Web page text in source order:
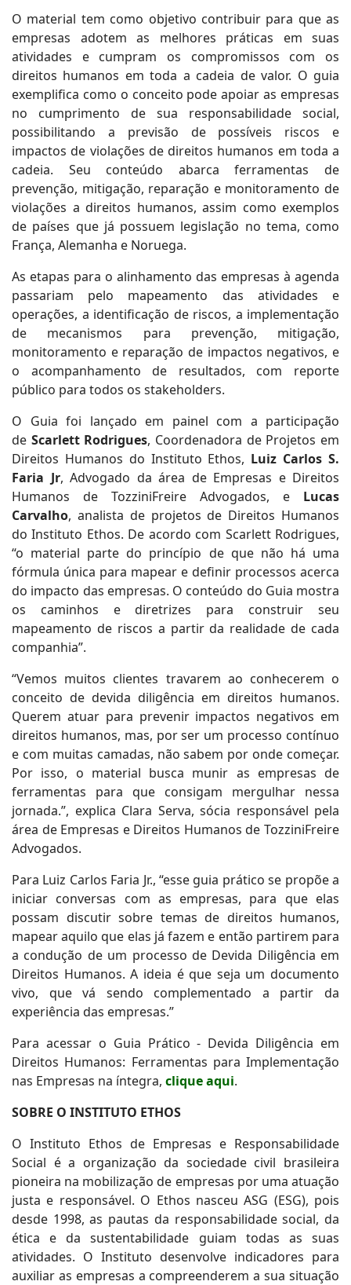
O material tem como objetivo contribuir para que as
empresas adotem as melhores práticas em suas
atividades e cumpram os compromissos com os
direitos humanos em toda a cadeia de valor. O guia
exemplifica como o conceito pode apoiar as empresas
no cumprimento de sua responsabilidade social,
possibilitando a previsão de possíveis riscos e
impactos de violações de direitos humanos em toda a
cadeia. Seu conteúdo abarca ferramentas de
prevenção, mitigação, reparação e monitoramento de
violações a direitos humanos, assim como exemplos
de países que já possuem legislação no tema, como
França, Alemanha e Noruega.
As etapas para o alinhamento das empresas à agenda
passariam pelo mapeamento das atividades e
operações, a identificação de riscos, a implementação
de mecanismos para prevenção, mitigação,
monitoramento e reparação de impactos negativos, e
o acompanhamento de resultados, com reporte
público para todos os stakeholders.
O Guia foi lançado em painel com a participação
de Scarlett Rodrigues, Coordenadora de Projetos em
Direitos Humanos do Instituto Ethos, Luiz Carlos S.
Faria Jr, Advogado da área de Empresas e Direitos
Humanos de TozziniFreire Advogados, e Lucas
Carvalho, analista de projetos de Direitos Humanos
do Instituto Ethos. De acordo com Scarlett Rodrigues,
“o material parte do princípio de que não há uma
fórmula única para mapear e definir processos acerca
do impacto das empresas. O conteúdo do Guia mostra
os caminhos e diretrizes para construir seu
mapeamento de riscos a partir da realidade de cada
companhia”.
“Vemos muitos clientes travarem ao conhecerem o
conceito de devida diligência em direitos humanos.
Querem atuar para prevenir impactos negativos em
direitos humanos, mas, por ser um processo contínuo
e com muitas camadas, não sabem por onde começar.
Por isso, o material busca munir as empresas de
ferramentas para que consigam mergulhar nessa
jornada.”, explica Clara Serva, sócia responsável pela
área de Empresas e Direitos Humanos de TozziniFreire
Advogados.
Para Luiz Carlos Faria Jr., “esse guia prático se propõe a
iniciar conversas com as empresas, para que elas
possam discutir sobre temas de direitos humanos,
mapear aquilo que elas já fazem e então partirem para
a condução de um processo de Devida Diligência em
Direitos Humanos. A ideia é que seja um documento
vivo, que vá sendo complementado a partir da
experiência das empresas.”
Para acessar o Guia Prático - Devida Diligência em
Direitos Humanos: Ferramentas para Implementação
nas Empresas na íntegra, clique aqui.
SOBRE O INSTITUTO ETHOS
O Instituto Ethos de Empresas e Responsabilidade
Social é a organização da sociedade civil brasileira
pioneira na mobilização de empresas por uma atuação
justa e responsável. O Ethos nasceu ASG (ESG), pois
desde 1998, as pautas da responsabilidade social, da
ética e da sustentabilidade guiam todas as suas
atividades. O Instituto desenvolve indicadores para
auxiliar as empresas a compreenderem a sua situação